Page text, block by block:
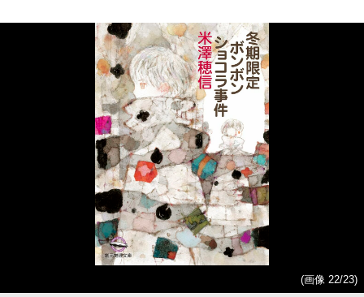
品は？ 「週刊文春ミステリ
ーベスト10」を発表！
ト”は…？ ミステリ愛に満ち
あふれた「読書案内」